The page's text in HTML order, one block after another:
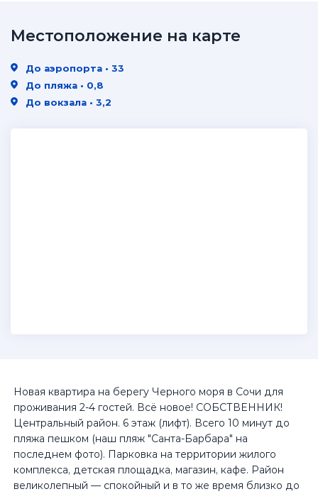
Новая квартира на берегу Черного моря в Сочи для
проживания 2-4 гостей. Всё новое! СОБСТВЕННИК!
Центральный район. 6 этаж (лифт). Всего 10 минут до
пляжа пешком (наш пляж "Санта-Барбара" на
последнем фото). Парковка на территории жилого
комплекса, детская площадка, магазин, кафе. Район
великолепный — спокойный и в то же время близко до
Местоположение на карте
До аэропорта • 33
До пляжа • 0,8
До вокзала • 3,2